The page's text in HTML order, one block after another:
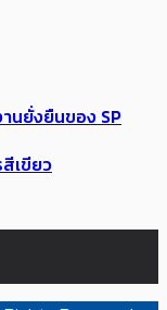
นยั่งยืนของ SP
เขียว